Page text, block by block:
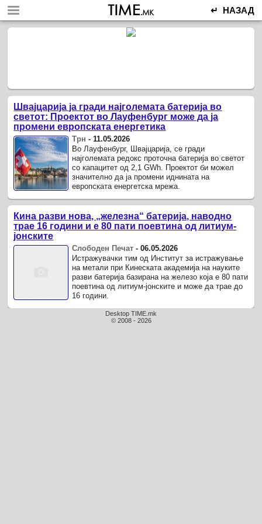
↵ НАЗАД
Швајцарија ја гради најголемата батерија во
светот: Проектот во Лауфенбург може да ја
промени европската енергетика
Трн - 11.05.2026
Во Лауфенбург, Швајцарија, се гради
најголемата редокс проточна батерија во светот
со капацитет од 2,1 GWh. Проектот би можел
значително да ја промени иднината на
европската енергетска мрежа.
Кина разви нова, „железна“ батерија, наводно
трае 16 години и е 80 пати поевтина од литиум-
јонските
Слободен Печат -06.05.2026
Истражувачки тим од Институт за истражување
на метали при Кинеската академија на науките
разви батерија базирана на железо која е 80 пати
поевтина од литиум-јонските и може да трае до
16 години.
Desktop TIME.mk
© 2008 - 2026